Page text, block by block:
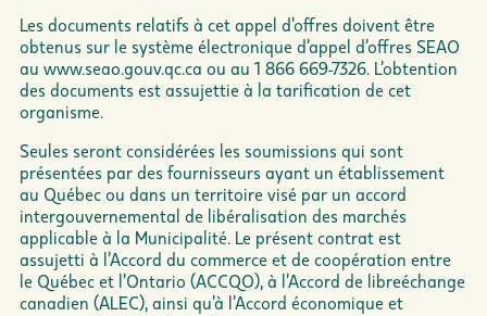
Les documents relatifs à cet appel d’offres doivent être
obtenus sur le système électronique d’appel d’offres SEAO
au www.seao.gouv.qc.ca ou au 1 866 669-7326. L’obtention
des documents est assujettie à la tarification de cet
organisme.
Seules seront considérées les soumissions qui sont
présentées par des fournisseurs ayant un établissement
au Québec ou dans un territoire visé par un accord
intergouvernemental de libéralisation des marchés
applicable à la Municipalité. Le présent contrat est
assujetti à l’Accord du commerce et de coopération entre
le Québec et l’Ontario (ACCQO), à l’Accord de libreéchange
canadien (ALEC), ainsi qu’à l’Accord économique et